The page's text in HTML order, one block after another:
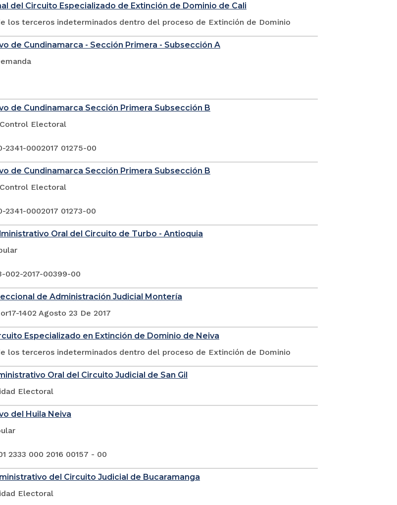
del Circuito Especializado de Extinción de Dominio de Cali
los terceros indeterminados dentro del proceso de Extinción de Dominio
de Cundinamarca - Sección Primera - Subsección A
de Cundinamarca Sección Primera Subsección B
Electoral
2341-0002017 01275-00
de Cundinamarca Sección Primera Subsección B
Electoral
2341-0002017 01273-00
Oral del Circuito de Turbo - Antioquia
002-2017-00399-00
de Administración Judicial Montería
1402 Agosto 23 De 2017
Especializado en Extinción de Dominio de Neiva
los terceros indeterminados dentro del proceso de Extinción de Dominio
Oral del Circuito Judicial de San Gil
Electoral
del Huila Neiva
2333 000 2016 00157 - 00
del Circuito Judicial de Bucaramanga
Electoral